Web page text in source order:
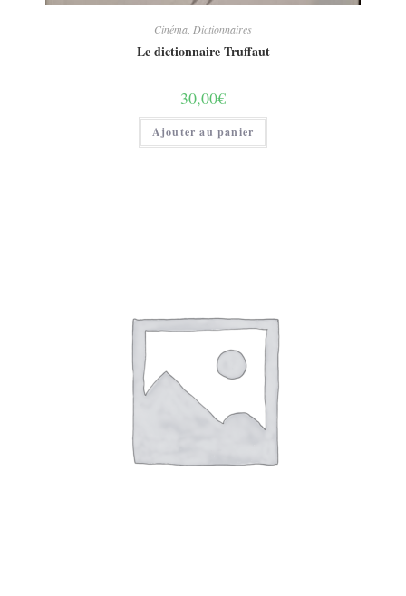
Cinéma Dictionnaires
Le dictionnaire Truffaut
30,00€
Ajouter au panier